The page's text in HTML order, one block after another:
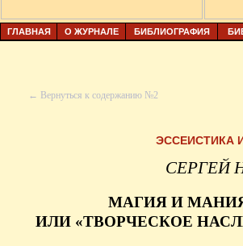
ГЛАВНАЯ О ЖУРНАЛЕ БИБЛИОГРАФИЯ
← Вернуться к содержанию №2
ЭССЕИСТИКА
СЕРГЕЙ
МАГИЯ И
ИЛИ «ТВОРЧЕСКОЕ